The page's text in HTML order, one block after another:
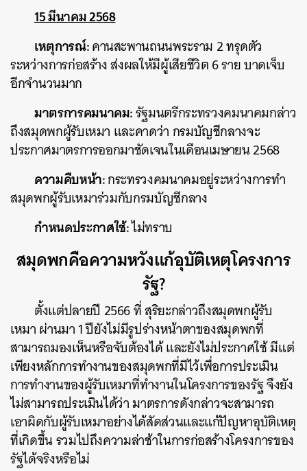
15 มีนาคม 2568
เหตุการณ์:คานสะพานถนนพระราม 2 ทรุดตัว
ระหว่างการก่อสร้าง ส่งผลให้มีผู้เสียชีวิต 6 ราย บาดเจ็บ
อีกจำนวนมาก
มาตรการคมนาคม:รัฐมนตรีกระทรวงคมนาคมกล่าว
ถึงสมุดพกผู้รับเหมา และคาดว่า กรมบัญชีกลางจะ
ประกาศมาตรการออกมาชัดเจนในเดือนเมษายน 2568
ความคืบหน้า:กระทรวงคมนาคมอยู่ระหว่างการทำ
สมุดพกผู้รับเหมาร่วมกับกรมบัญชีกลาง
กำหนดประกาศใช้:ไม่ทราบ
สมุดพกคือความหวังแก้อุบัติเหตุโครงการ
รัฐ?
ตั้งแต่ปลายปี 2566 ที่ สุริยะกล่าวถึงสมุดพกผู้รับ
เหมา ผ่านมา 1 ปียังไม่มีรูปร่างหน้าตาของสมุดพกที่
สามารถมองเห็นหรือจับต้องได้ และยังไม่ประกาศใช้ มีแต่
เพียงหลักการทำงานของสมุดพกที่มีไว้เพื่อการประเมิน
การทำงานของผู้รับเหมาที่ทำงานในโครงการของรัฐ จึงยัง
ไม่สามารถประเมินได้ว่า มาตรการดังกล่าวจะสามารถ
เอาผิดกับผู้รับเหมาอย่างได้สัดส่วนและแก้ปัญหาอุบัติเหตุ
ที่เกิดขึ้น รวมไปถึงความล่าช้าในการก่อสร้างโครงการของ
รัฐได้จริงหรือไม่